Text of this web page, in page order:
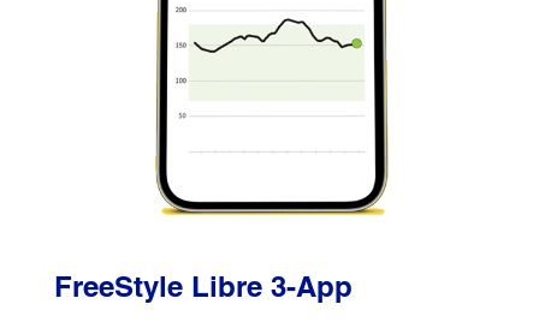
FreeStyle Libre 3-App